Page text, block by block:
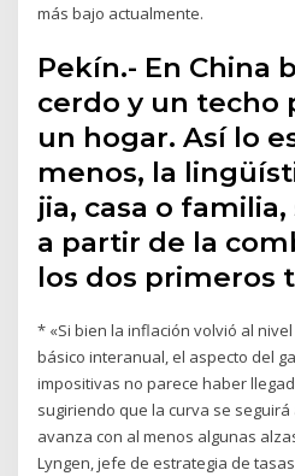
más bajo actualmente.
Pekín.- En China
cerdo y un techo
un hogar. Así lo
menos, la
jia, casa o
a partir de la
los dos primeros
* «Si bien la inflación volvió al nivel
básico interanual, el aspecto del
impositivas no parece haber
sugiriendo que la curva se
avanza con al menos algunas
Lyngen, jefe de estrategia de